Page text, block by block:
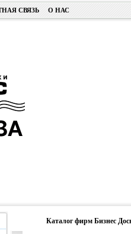
СВЯЗЬ О НАС
Каталог фирм Бизнес